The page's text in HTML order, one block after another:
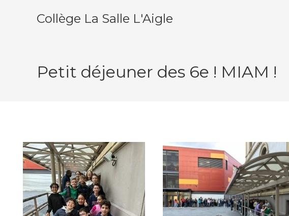
Collège La Salle L'Aigle
Petit déjeuner des 6e ! MIAM !